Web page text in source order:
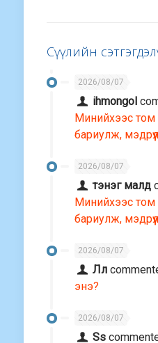
Сүүлийн
2026/08/07
ihmongol
Минийхээс том
бариулж,
2026/08/07
тэнэг малд
Минийхээс том
бариулж,
2026/08/07
Лл
энэ?
2026/08/07
Ss